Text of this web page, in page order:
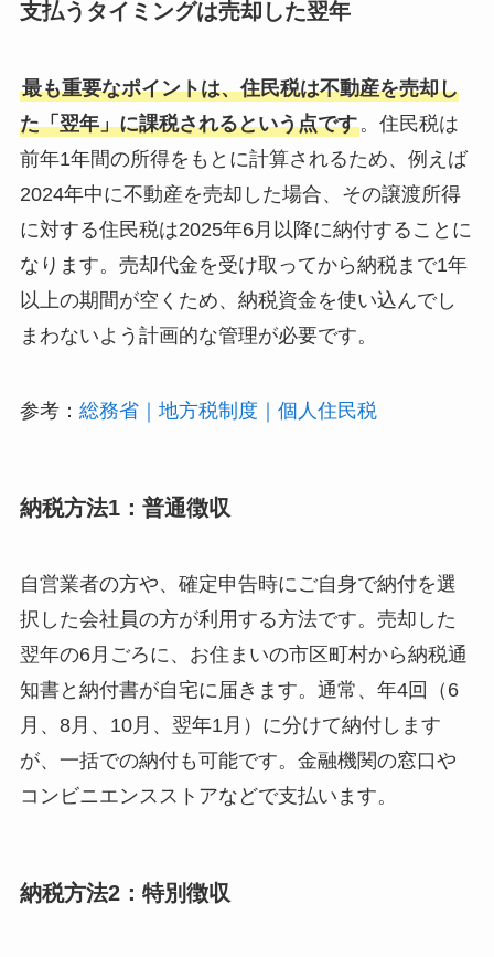
支払うタイミングは売却した翌年
最も重要なポイントは、住民税は不動産を売却し
た「翌年」に課税されるという点です。住民税は
前年1年間の所得をもとに計算されるため、例えば
2024年中に不動産を売却した場合、その譲渡所得
に対する住民税は2025年6月以降に納付することに
なります。売却代金を受け取ってから納税まで1年
以上の期間が空くため、納税資金を使い込んでし
まわないよう計画的な管理が必要です。
参考： 総務省｜地方税制度｜個人住民税
納税方法1：普通徴収
自営業者の方や、確定申告時にご自身で納付を選
択した会社員の方が利用する方法です。売却した
翌年の6月ごろに、お住まいの市区町村から納税通
知書と納付書が自宅に届きます。通常、年4回（6
月、8月、10月、翌年1月）に分けて納付します
が、一括での納付も可能です。金融機関の窓口や
コンビニエンスストアなどで支払います。
納税方法2：特別徴収